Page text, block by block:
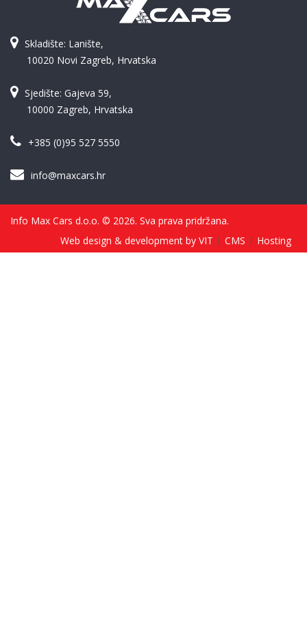
Skladište: Lanište,
10020 Novi Zagreb, Hrvatska
Sjedište: Gajeva 59,
10000 Zagreb, Hrvatska
+385 (0)95 527 5550
info@maxcars.hr
Info Max Cars d.o.o. © 2026. Sva prava pridržana.
Web design & development by VIT
CMS Hosting